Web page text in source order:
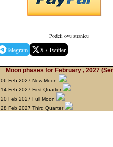
Podeli ovu stranicu
Telegram X / Twitter
Moon phases for February , 2027
06 Feb 2027 New Moon
14 Feb 2027 First Quarter
20 Feb 2027 Full Moon
28 Feb 2027 Third Quarter